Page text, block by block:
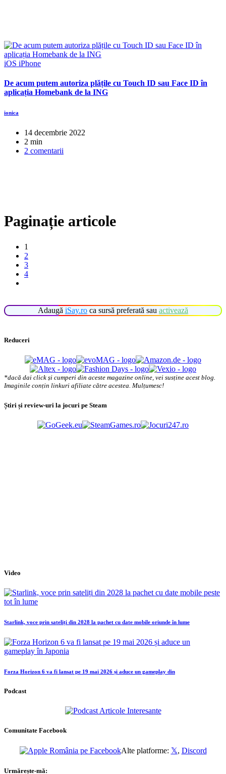
iOS iPhone
De acum putem autoriza plățile cu Touch ID sau Face ID în
aplicația Homebank de la ING
ionica
14 decembrie 2022
2 min
2 comentarii
Paginație articole
1
2
3
4
Adaugă iSay.ro ca sursă preferată sau activează
Reduceri
*dacă dai click și cumperi din aceste magazine online, vei susține acest blog.
Imaginile conțin linkuri afiliate către acestea. Mulțumesc!
Știri și review-uri la jocuri pe Steam
Video
Starlink, voce prin sateliți din 2028 la pachet cu date mobile oriunde în lume
Forza Horizon 6 va fi lansat pe 19 mai 2026 și aduce un gameplay din
Podcast
Comunitate Facebook
Alte platforme: 𝕏, Discord
Urmărește-mă: